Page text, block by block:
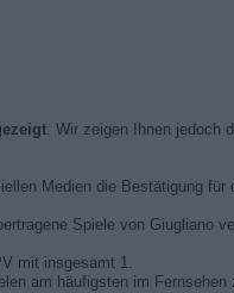
. Wir zeigen Ihnen jedoch
Medien die Bestätigung für
Spiele von Giugliano
mit insgesamt 1.
am häufigsten im Fernsehen